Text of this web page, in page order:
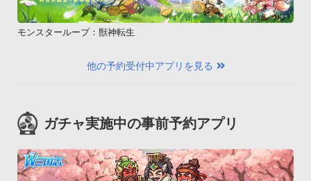
モンスターループ：獣神転生
他の予約受付中アプリを見る
ガチャ実施中の事前予約アプリ